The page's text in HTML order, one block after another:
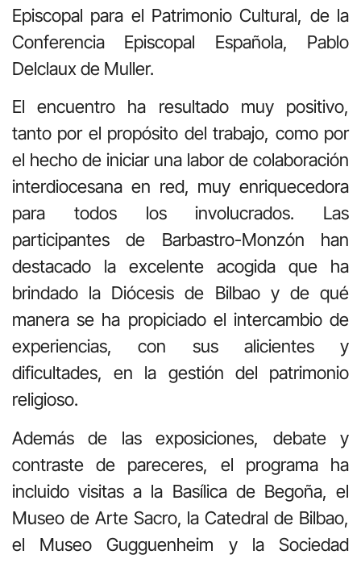
Episcopal para el Patrimonio Cultural, de la
Conferencia Episcopal Española, Pablo
Delclaux de Muller.
El encuentro ha resultado muy positivo,
tanto por el propósito del trabajo, como por
el hecho de iniciar una labor de colaboración
interdiocesana en red, muy enriquecedora
para todos los involucrados. Las
participantes de Barbastro-Monzón han
destacado la excelente acogida que ha
brindado la Diócesis de Bilbao y de qué
manera se ha propiciado el intercambio de
experiencias, con sus alicientes y
dificultades, en la gestión del patrimonio
religioso.
Además de las exposiciones, debate y
contraste de pareceres, el programa ha
incluido visitas a la Basílica de Begoña, el
Museo de Arte Sacro, la Catedral de Bilbao,
el Museo Gugguenheim y la Sociedad